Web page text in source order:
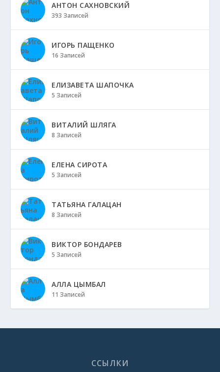
АНТОН САХНОВСКИЙ
393 Записей
ИГОРЬ ПАЩЕНКО
16 Записей
ЕЛИЗАВЕТА ШАПОЧКА
5 Записей
ВИТАЛИЙ ШЛЯГА
8 Записей
ЕЛЕНА СИРОТА
5 Записей
ТАТЬЯНА ГАЛАЦАН
8 Записей
ВИКТОР БОНДАРЕВ
5 Записей
АЛЛА ЦЫМБАЛ
11 Записей
ССЫЛКИ